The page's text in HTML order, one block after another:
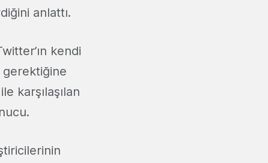
anlattı.
kendi
gerektiğine
karşılaşılan